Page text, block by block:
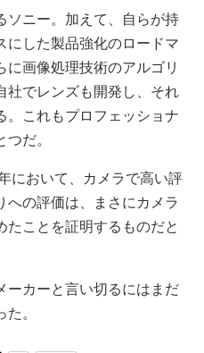
ニー。加えて、自らが持
にした製品強化のロードマ
に画像処理技術のアルゴリ
社でレンズも開発し、それ
。これもプロフェッショナ
だ。
において、カメラで高い評
への評価は、まさにカメラ
たことを証明するものだと
カーと言い切るにはまだ
。